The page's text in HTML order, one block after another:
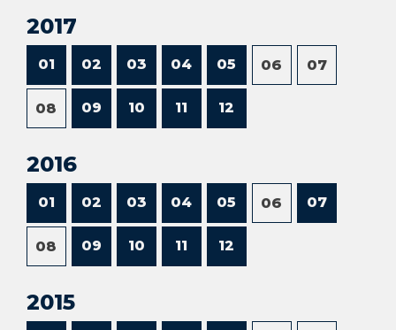
2017
01 02 03 04 05 06 07
08 09 10 11 12
2016
01 02 03 04 05 06 07
08 09 10 11 12
2015